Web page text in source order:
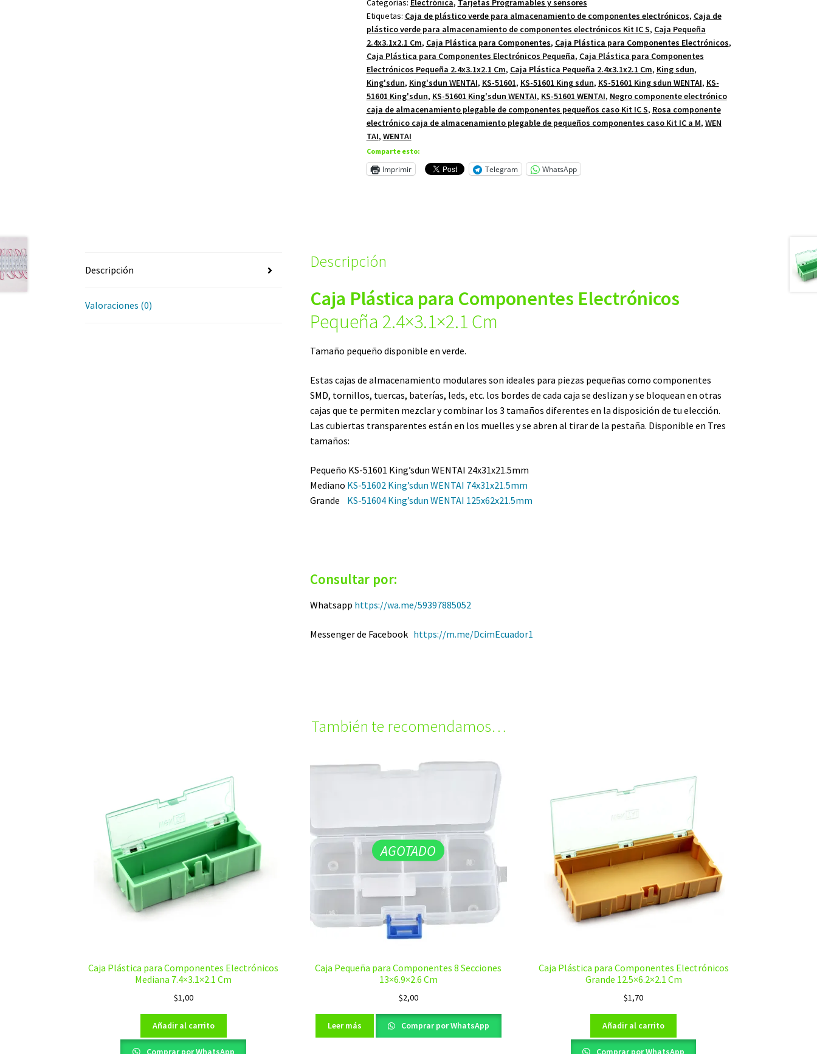
Pequeña
2.4x3.1x2.1
Cm
cantidad
Categorías: Electrónica, Tarjetas Programables y sensores
Etiquetas: Caja de plástico verde para almacenamiento de componentes electrónicos, Caja de
plástico verde para almacenamiento de componentes electrónicos Kit IC S, Caja Pequeña
2.4x3.1x2.1 Cm, Caja Plástica para Componentes, Caja Plástica para Componentes Electrónicos,
Caja Plástica para Componentes Electrónicos Pequeña, Caja Plástica para Componentes
Electrónicos Pequeña 2.4x3.1x2.1 Cm, Caja Plástica Pequeña 2.4x3.1x2.1 Cm, King sdun,
King'sdun, King'sdun WENTAI, KS-51601, KS-51601 King sdun, KS-51601 King sdun WENTAI, KS-
51601 King'sdun, KS-51601 King'sdun WENTAI, KS-51601 WENTAI, Negro componente electrónico
caja de almacenamiento plegable de componentes pequeños caso Kit IC S, Rosa componente
electrónico caja de almacenamiento plegable de pequeños componentes caso Kit IC a M, WEN
TAI, WENTAI
Comparte esto:
Imprimir Telegram WhatsApp
Descripción
Valoraciones (0)
Descripción
Caja Plástica para Componentes Electrónicos
Pequeña 2.4×3.1×2.1 Cm
Tamaño pequeño disponible en verde.
Estas cajas de almacenamiento modulares son ideales para piezas pequeñas como componentes
SMD, tornillos, tuercas, baterías, leds, etc. los bordes de cada caja se deslizan y se bloquean en otras
cajas que te permiten mezclar y combinar los 3 tamaños diferentes en la disposición de tu elección.
Las cubiertas transparentes están en los muelles y se abren al tirar de la pestaña. Disponible en Tres
tamaños:
Pequeño KS-51601 King’sdun WENTAI 24x31x21.5mm
Mediano KS-51602 King’sdun WENTAI 74x31x21.5mm
Grande KS-51604 King’sdun WENTAI 125x62x21.5mm
Consultar por:
Whatsapp https://wa.me/59397885052
Messenger de Facebook https://m.me/DcimEcuador1
También te recomendamos…
Caja Plástica para Componentes Electrónicos
Mediana 7.4×3.1×2.1 Cm
$1,00
Añadir al carrito
Comprar por WhatsApp
AGOTADO
Caja Pequeña para Componentes 8 Secciones
13×6.9×2.6 Cm
$2,00
Leer más Comprar por WhatsApp
Caja Plástica para Componentes Electrónicos
Grande 12.5×6.2×2.1 Cm
$1,70
Añadir al carrito
Comprar por WhatsApp